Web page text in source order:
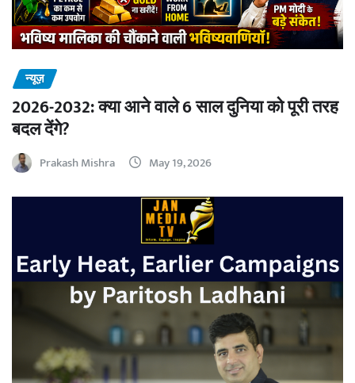
न्यूज़
2026-2032: क्या आने वाले 6 साल दुनिया को पूरी तरह
बदल देंगे?
Prakash Mishra May 19, 2026